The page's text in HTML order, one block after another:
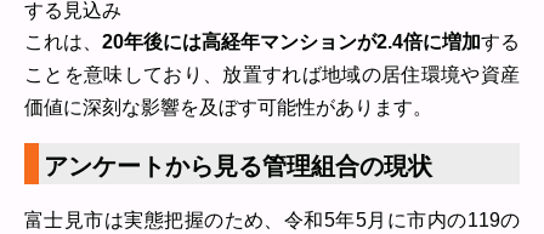
する見込み
これは、 20年後には高経年マンションが2.4倍に増加する
ことを意味しており、放置すれば地域の居住環境や資産
価値に深刻な影響を及ぼす可能性があります。
アンケートから見る管理組合の現状
富士見市は実態把握のため、令和5年5月に市内の119の